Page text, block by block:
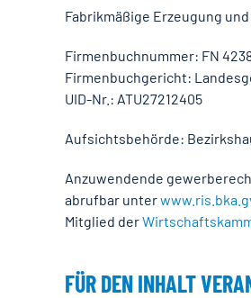
Fabrikmäßige Erzeugung
Firmenbuchnummer: FN
Firmenbuchgericht:
UID-Nr.: ATU27212405
Aufsichtsbehörde:
Anzuwendende
abrufbar unter
Mitglied der
FÜR DEN INHALT